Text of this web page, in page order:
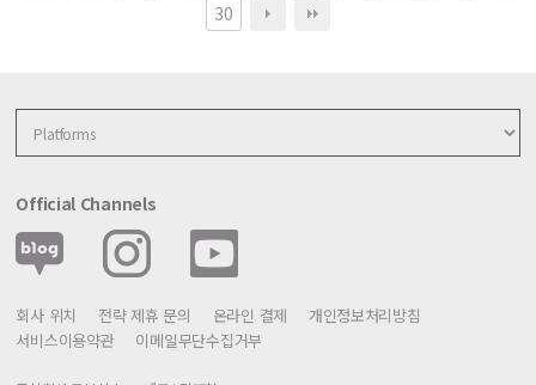
30
Official Channels
회사 위치 전략 제휴 문의 온라인 결제
개인정보처리방침
서비스이용약관
이메일무단수집거부